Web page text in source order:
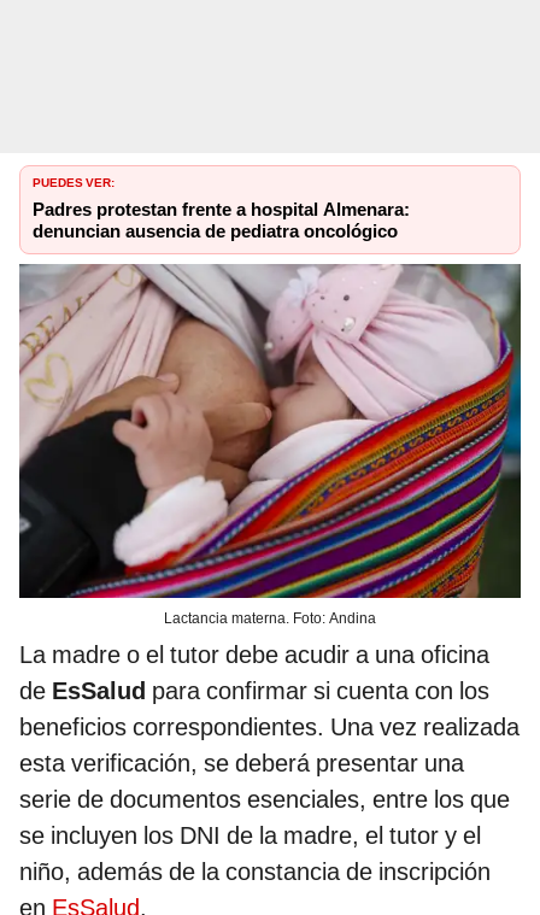
PUEDES VER:
Padres protestan frente a hospital Almenara:
denuncian ausencia de pediatra oncológico
Lactancia materna. Foto: Andina
La madre o el tutor debe acudir a una oficina
de EsSalud para confirmar si cuenta con los
beneficios correspondientes. Una vez realizada
esta verificación, se deberá presentar una
serie de documentos esenciales, entre los que
se incluyen los DNI de la madre, el tutor y el
niño, además de la constancia de inscripción
en EsSalud.